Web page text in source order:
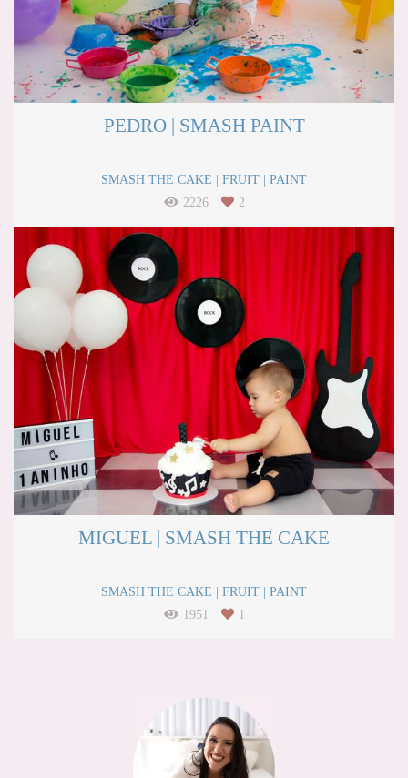
PEDRO | SMASH PAINT
SMASH THE CAKE | FRUIT | PAINT
2226
2
MIGUEL | SMASH THE CAKE
SMASH THE CAKE | FRUIT | PAINT
1951
1